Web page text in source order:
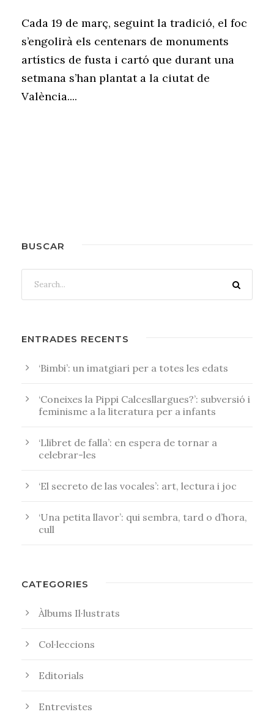
Cada 19 de març, seguint la tradició, el foc
s’engolirà els centenars de monuments
artístics de fusta i cartó que durant una
setmana s’han plantat a la ciutat de
València....
BUSCAR
ENTRADES RECENTS
‘Bimbi’: un imatgiari per a totes les edats
‘Coneixes la Pippi Calcesllargues?’: subversió i
feminisme a la literatura per a infants
‘Llibret de falla’: en espera de tornar a
celebrar-les
‘El secreto de las vocales’: art, lectura i joc
‘Una petita llavor’: qui sembra, tard o d’hora,
cull
CATEGORIES
Àlbums Il·lustrats
Col·leccions
Editorials
Entrevistes